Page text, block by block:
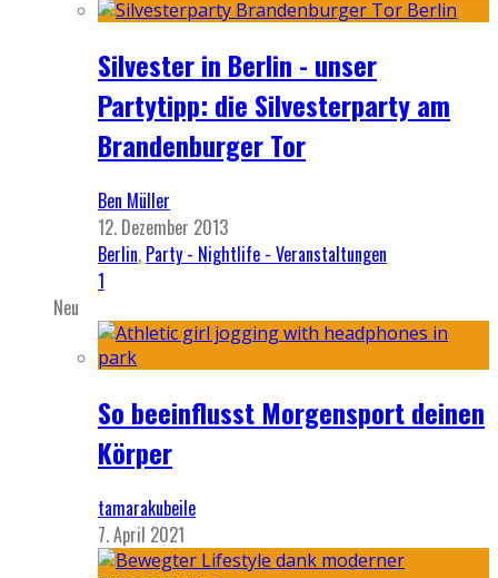
Silvester in Berlin - unser
Partytipp: die Silvesterparty am
Brandenburger Tor
Ben Müller
12. Dezember 2013
Berlin, Party - Nightlife - Veranstaltungen
1
Neu
So beeinflusst Morgensport deinen
Körper
tamarakubeile
7. April 2021